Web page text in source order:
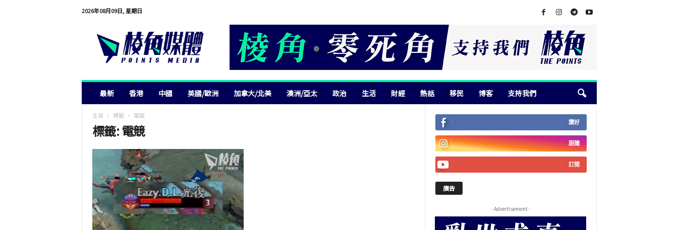
2026年08月09日, 星期日
最新 香港 中國 英國/歐洲 加拿大/北美 澳洲/亞太 政治 生活 財經 熱話 移民 博客 支持我們
主頁 標籤 電競
標籤: 電競 讚好
跟隨
訂閱
廣告
- Advertisement -